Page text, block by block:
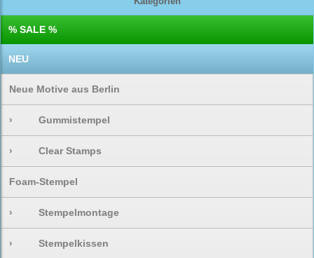
% SALE %
NEU
Neue Motive aus Berlin
› Gummistempel
› Clear Stamps
Foam-Stempel
› Stempelmontage
› Stempelkissen